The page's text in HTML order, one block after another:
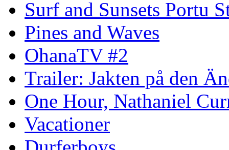
Surf and Sunsets Portu
Pines and Waves
OhanaTV #2
Trailer: Jakten på den
One Hour, Nathaniel
Vacationer